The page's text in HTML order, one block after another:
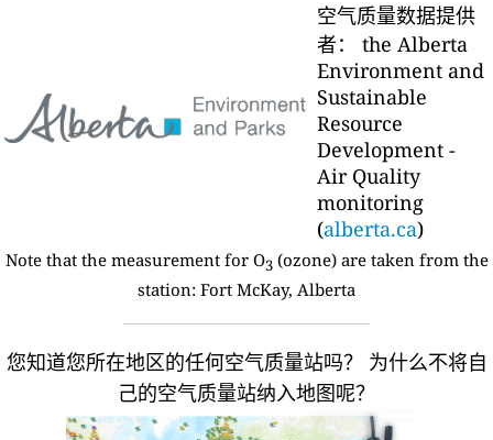
空气质量数据提供
者：
the Alberta
Environment and
Sustainable
Resource
Development -
Air Quality
monitoring
(alberta.ca)
Note that the measurement for O3(ozone) are taken from the
station: Fort McKay, Alberta
您知道您所在地区的任何空气质量站吗？
为什么不将自
己的空气质量站纳入地图呢？